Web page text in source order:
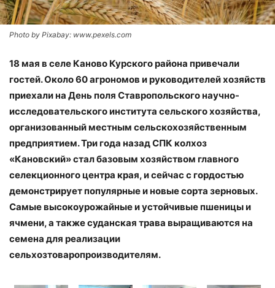
Photo by Pixabay: www.pexels.com
18 мая в селе Каново Курского района привечали
гостей. Около 60 агрономов и руководителей хозяйств
приехали на День поля Ставропольского научно-
исследовательского института сельского хозяйства,
организованный местным сельскохозяйственным
предприятием. Три года назад СПК колхоз
«Кановский» стал базовым хозяйством главного
селекционного центра края, и сейчас с гордостью
демонстрирует популярные и новые сорта зерновых.
Самые высокоурожайные и устойчивые пшеницы и
ячмени, а также суданская трава выращиваются на
семена для реализации
сельхозтоваропроизводителям.